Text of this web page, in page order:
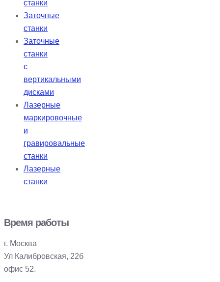
станки
Заточные
станки
Заточные
станки
с
вертикальными
дисками
Лазерные
маркировочные
и
гравировальные
станки
Лазерные
станки
Время работы
г. Москва
Ул Калибровская, 22б
офис 52.